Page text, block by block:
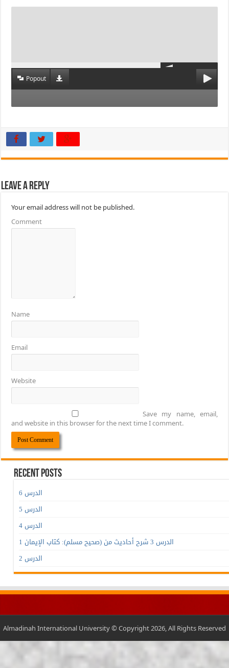
Popout
Leave a Reply
Your email address will not be published.
Comment
Name
Email
Website
Save my name, email,
and website in this browser for the next time I comment.
Recent Posts
الدرس 6
الدرس 5
الدرس 4
الدرس 3 شرح أحاديث من (صحيح مسلم): كتاب الإيمان 1
الدرس 2
Almadinah International University © Copyright 2026, All Rights Reserved